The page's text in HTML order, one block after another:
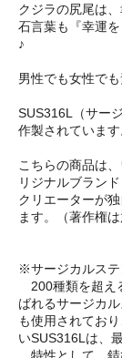
クジラの尻尾は
石言葉も『幸運
♪
男性でも女性で
SUS316L（サー
作製されています
こちらの商品は
リジナルブラン
クリエーターが
ます。（著作権
※サージカルス
200種類を超え
ばれるサージカ
も使用されてお
いSUS316Lは、
特性として、錆